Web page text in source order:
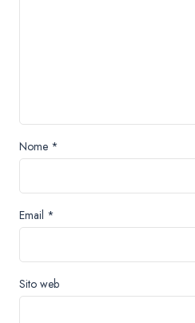
Nome *
Email *
Sito web